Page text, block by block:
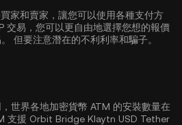
家和賣家，讓您可以使用各種支付方
交易，您可以更自由地選擇您想的報價
但要注意潛在的不利利率和騙子。
世界各地加密貨幣 ATM 的安裝數量在
支援 Orbit Bridge Klaytn USD Tether